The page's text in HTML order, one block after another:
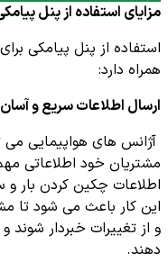
مزایای استفاده از پنل
استفاده از پنل پیامکی
همراه دارد:
ارسال اطلاعات سریع و
آژانس های هواپیمایی می
مشتریان خود اطلاعاتی
اطلاعات چکین کردن بار و
این کار باعث می شود تا
و از تغییرات خبردار شوند و
دهند.